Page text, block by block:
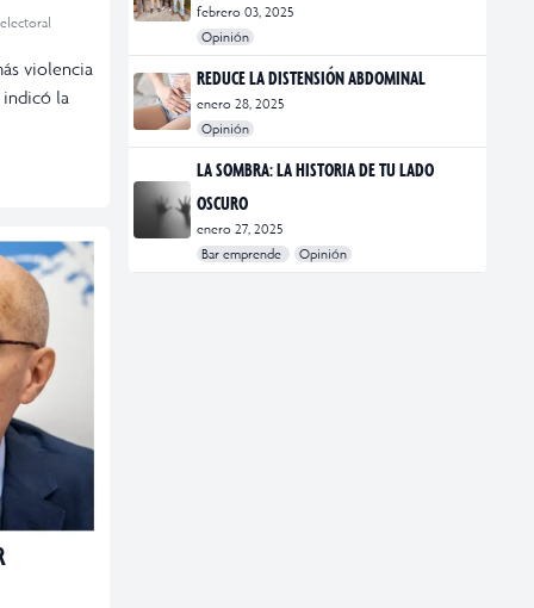
violencia
la
febrero 03, 2025
Opinión
#Bar Emprende
#Opinión
#Principal
REDUCE LA DISTENSIÓN ABDOMINAL
enero 28, 2025
Opinión
#bienestar
#Opinión
#Principal
#Salud
LA SOMBRA: LA HISTORIA DE TU LADO
OSCURO
enero 27, 2025
Bar emprende
Opinión
#Bar Emprende
#CDMX
#marketing